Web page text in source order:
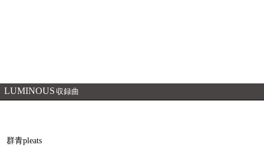
LUMINOUS 収録曲
群青pleats